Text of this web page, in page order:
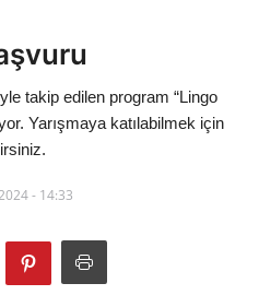
takip edilen program “Lingo
Yarışmaya katılabilmek için
- 14:33